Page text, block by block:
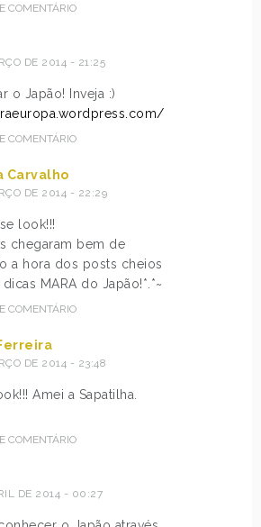
COMENTÁRIO
DE 2014 - 21:25
o Japão! Inveja :)
COMENTÁRIO
Carvalho
DE 2014 - 22:29
look!!!
chegaram bem de
a hora dos posts cheios
MARA do Japão!*.*~
COMENTÁRIO
DE 2014 - 23:48
Amei a Sapatilha.
COMENTÁRIO
DE 2014 - 00:27